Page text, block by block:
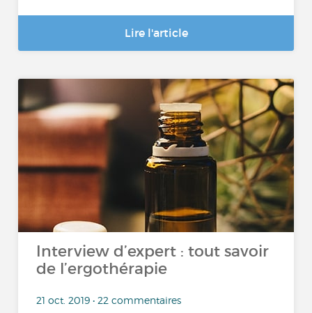
Lire l'article
Interview d’expert : tout savoir
de l’ergothérapie
21 oct. 2019 • 22 commentaires